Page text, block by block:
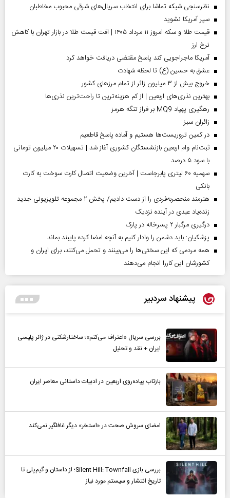
نظرسنجی شبکه تماشا برای انتخاب سریال‌های شرقی محبوب مخاطبان
سپر آمریکا نشوید
قیمت طلا و سکه امروز ۱۱ مرداد ۱۴۰۵ | افت قیمت طلا در بازار تهران با کاهش
نرخ ارز
آمریکا ماجراجویی کند پاسخ مقتضی دریافت خواهد کرد
عشق به حسین (ع) تا لحظه شهادت
خروج بیش از ۳ میلیون زائر از تمام مرز‌های کشور
بهترین نذری‌های اربعین | از کم هزینه‌ترین تا راحت‌ترین نذری‌ها
رهگیری پهپاد MQ9 بر فراز تنگه هرمز
‌زائران سبز
در کمین تروریست‌ها هستیم و آماده پاسخ قاطعیم
ثبت‌نام وام اربعین بازنشستگان کشوری آغاز شد | تسهیلات ۲۰ میلیون تومانی
با سود ۵ درصد
سهمیه ۶۰ لیتری پابرجاست | آخرین وضعیت اتصال کارت سوخت به کارت
بانکی
هنرمند منحصر‌به‌فردی را از دست دادیم/ پخش ۲ مجموعه تلویزیونی جدید
زنده‌یاد عبدی در آینده نزدیک
درگیری مرگبار ۲ پسرخاله در پارک
پزشکیان: باید دشمن را وادار کنیم به آنچه امضا کرده پایبند بماند
همه مردمی که این سختی‌ها را می‌بینند و تحمل می‌کنند، برای ایران و
کشورشان این کاررا انجام می‌دهند
پیشنهاد سردبیر
بررسی سریال «اعتراف می‌کنم»؛ ساختارشکنی در ژانر پلیسی
ایران + نقد و تحلیل
بازتاب پیاده‌روی اربعین در ادبیات داستانی معاصر ایران
امضای سروش صحت در «استخر» دیگر غافلگیر نمی‌کند
بررسی بازی Silent Hill: Townfall؛ از داستان و گیم‌پلی تا
تاریخ انتشار و سیستم مورد نیاز